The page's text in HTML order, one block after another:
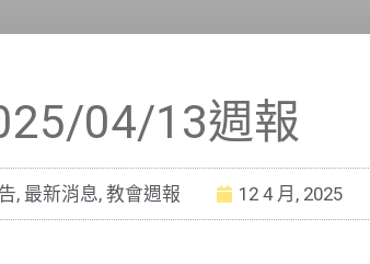
04/13週報
, 最新消息, 教會週報 12 4 月, 2025